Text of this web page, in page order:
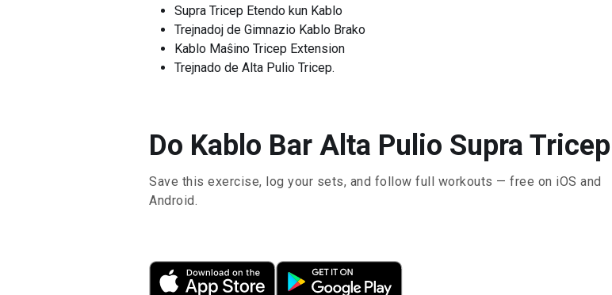
Supra Tricep Etendo kun Kablo
Trejnadoj de Gimnazio Kablo Brako
Kablo Maŝino Tricep Extension
Trejnado de Alta Pulio Tricep.
Do Kablo Bar Alta Pulio Supra
Save this exercise, log your sets, and follow full workouts — free on iOS and
Android.